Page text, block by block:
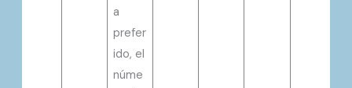
a
prefer
ido, el
núme